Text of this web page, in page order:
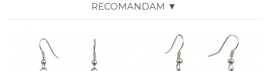
RECOMANDAM ▼